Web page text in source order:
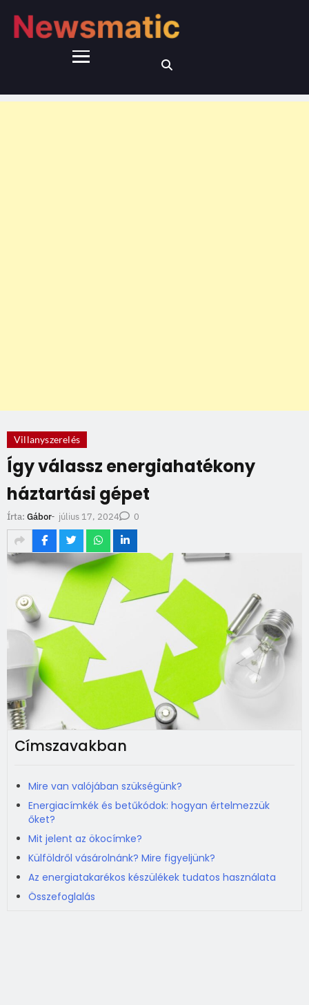
Villanyszerelés
Így válassz energiahatékony
háztartási gépet
Írta: Gábor- július 17, 2024 0
Címszavakban
Mire van valójában szükségünk?
Energiacímkék és betűkódok: hogyan értelmezzük
őket?
Mit jelent az ökocímke?
Külföldről vásárolnánk? Mire figyeljünk?
Az energiatakarékos készülékek tudatos használata
Összefoglalás